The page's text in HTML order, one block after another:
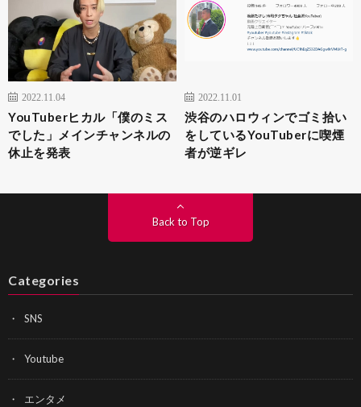
2022.11.04
YouTuberヒカル「僕のミス
でした」メインチャンネルの
休止を発表
2022.11.01
渋谷のハロウィンでゴミ拾い
をしているYouTuberに喫煙
者が逆ギレ
Back to Top
Categories
SNS
Youtube
エンタメ